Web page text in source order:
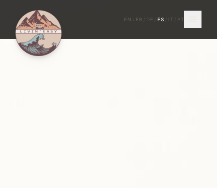
EN FR DE ES IT PT